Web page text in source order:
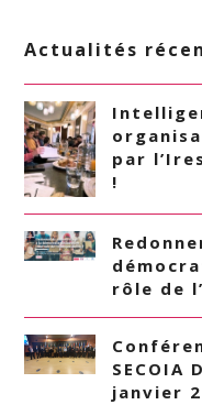
Actualités
par
!
rôle de
SECOIA
janvier